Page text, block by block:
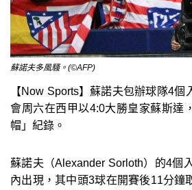
蘇諾夫多風騷。(©AFP)
【Now Sports】蘇諾夫包辦球隊4個
會周六在西甲以4:0大勝皇家蘇斯達
帽」紀錄。
蘇諾夫（Alexander Sorloth）的4個
內出現，其中頭3球在開賽後11分鐘